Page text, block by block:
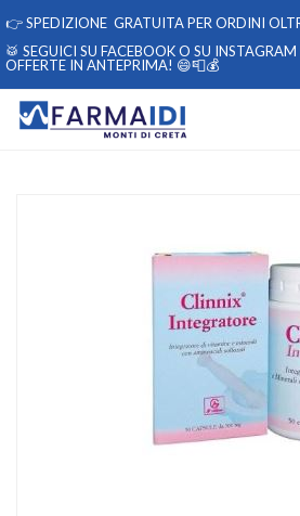
👉SPEDIZIONE GRATUITA PER ORDINI
🥁 SEGUICI SU FACEBOOKO SU INSTAGRAM
OFFERTE IN ANTEPRIMA! 😄📮💰